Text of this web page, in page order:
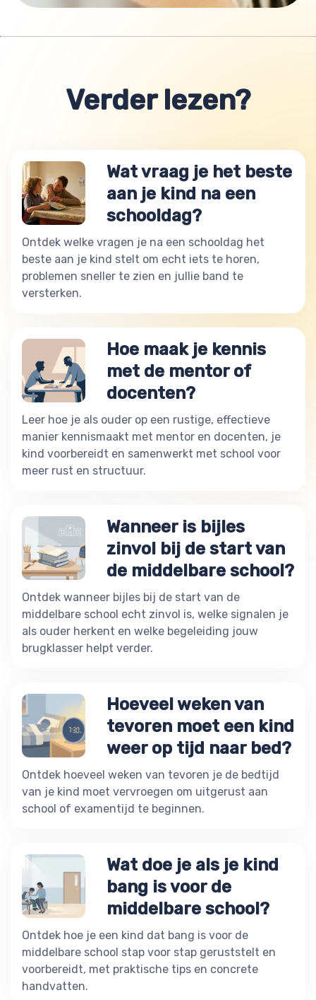
Verder lezen?
Wat vraag je het beste
aan je kind na een
schooldag?
Ontdek welke vragen je na een schooldag het
beste aan je kind stelt om echt iets te horen,
problemen sneller te zien en jullie band te
versterken.
Hoe maak je kennis
met de mentor of
docenten?
Leer hoe je als ouder op een rustige, effectieve
manier kennismaakt met mentor en docenten, je
kind voorbereidt en samenwerkt met school voor
meer rust en structuur.
Wanneer is bijles
zinvol bij de start van
de middelbare school?
Ontdek wanneer bijles bij de start van de
middelbare school echt zinvol is, welke signalen je
als ouder herkent en welke begeleiding jouw
brugklasser helpt verder.
Hoeveel weken van
tevoren moet een kind
weer op tijd naar bed?
Ontdek hoeveel weken van tevoren je de bedtijd
van je kind moet vervroegen om uitgerust aan
school of examentijd te beginnen.
Wat doe je als je kind
bang is voor de
middelbare school?
Ontdek hoe je een kind dat bang is voor de
middelbare school stap voor stap geruststelt en
voorbereidt, met praktische tips en concrete
handvatten.